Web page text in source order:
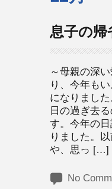
息子の帰
～母親の深
り、今年も
になりまし
日の過ぎ去
す。今年の
りました。
や、思っ […]
No